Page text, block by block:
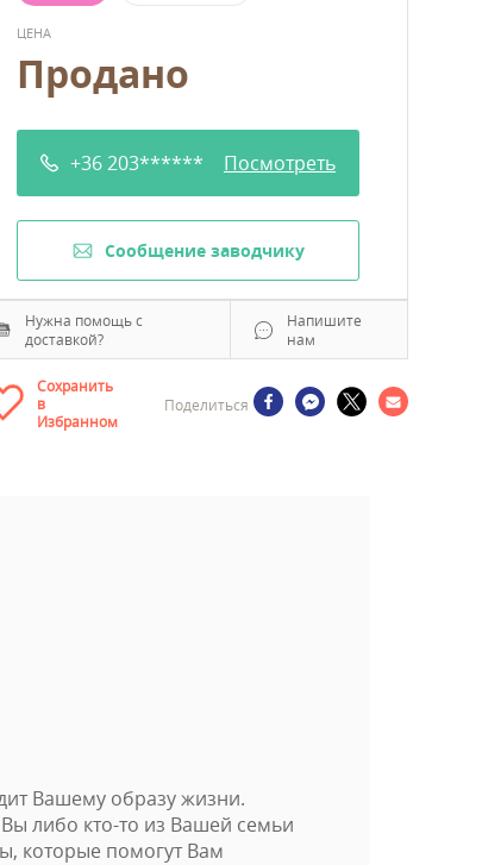
ЦЕНА
Продано
+36 203****** Посмотреть
Cообщение заводчику
Нужна помощь с
доставкой?
Напишите
нам
Сохранить
в
Избранном
Поделиться
Вашему образу жизни.
либо кто-то из Вашей семьи
которые помогут Вам